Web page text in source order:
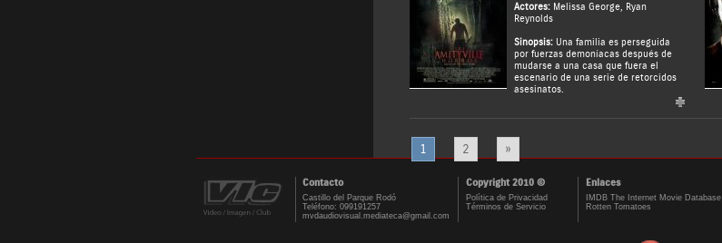
Actores: Melissa George, Ryan
Reynolds
Sinopsis:Una familia es perseguida
por fuerzas demoníacas después de
mudarse a una casa que fuera el
escenario de una serie de retorcidos
asesinatos.
1 2 »
Contacto Copyright 2010 © Enlaces
Castillo del Parque Rodó
Teléfono: 099191257
mvdaudiovisual.mediateca@gmail.com
Política de Privacidad
Términos de Servicio
IMDB The Internet Movie Database
Rotten Tomatoes